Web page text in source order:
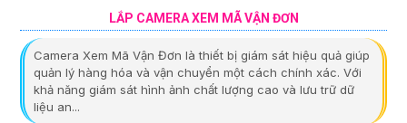
LẮP CAMERA XEM MÃ VẬN ĐƠN
Camera Xem Mã Vận Đơn là thiết bị giám sát hiệu quả giúp
quản lý hàng hóa và vận chuyển một cách chính xác. Với
khả năng giám sát hình ảnh chất lượng cao và lưu trữ dữ
liệu an...